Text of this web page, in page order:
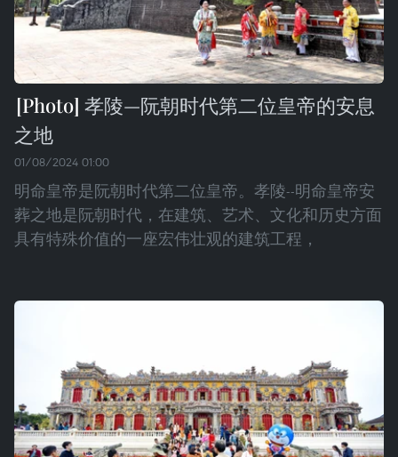
孝陵—阮朝时代第二位皇帝的安息
之地
01/08/2024 01:00
明命皇帝是阮朝时代第二位皇帝。孝陵--明命皇帝安
葬之地是阮朝时代，在建筑、艺术、文化和历史方面
具有特殊价值的一座宏伟壮观的建筑工程，